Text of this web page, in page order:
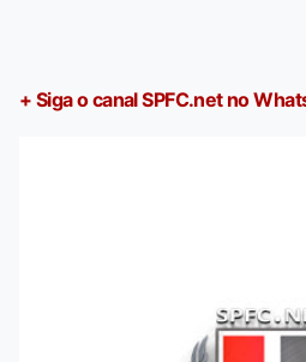
+ Siga o canal SPFC.net no